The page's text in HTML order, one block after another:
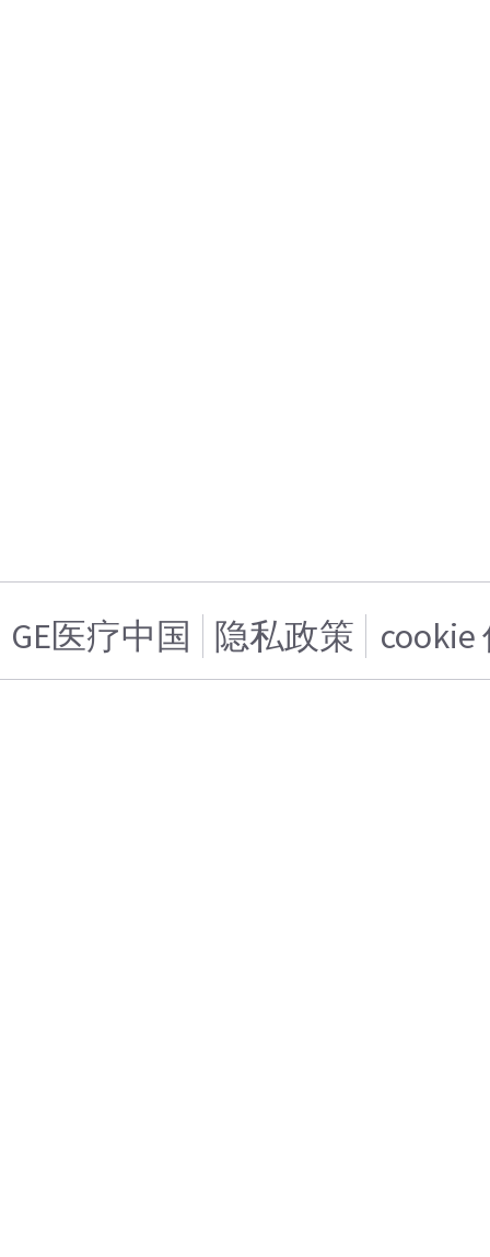
GE医疗中国 隐私政策 cookie